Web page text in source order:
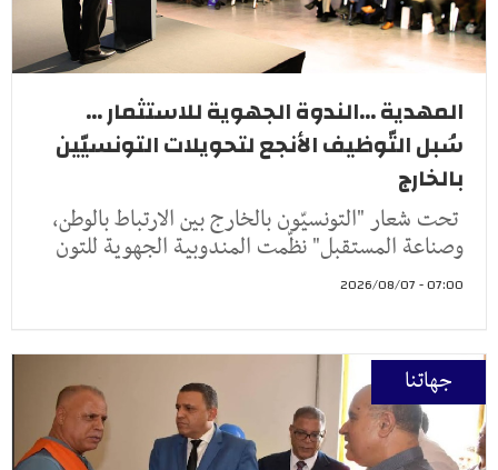
المهدية ...الندوة الجهوية للاستثمار ...
سُبل التّوظيف الأنجع لتحويلات التونسيّين
بالخارج
تحت شعار "التونسيّون بالخارج بين الارتباط بالوطن،
وصناعة المستقبل" نظّمت المندوبية الجهوية للتون
07:00 - 2026/08/07
جهاتنا